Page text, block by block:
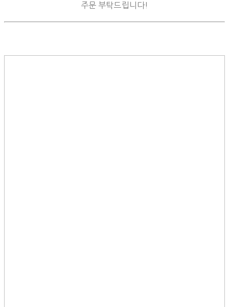
주문 부탁드립니다!